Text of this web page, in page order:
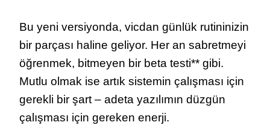
Bu yeni versiyonda, vicdan günlük rutininizin
bir parçası haline geliyor. Her an sabretmeyi
öğrenmek, bitmeyen bir beta testi** gibi.
Mutlu olmak ise artık sistemin çalışması için
gerekli bir şart – adeta yazılımın düzgün
çalışması için gereken enerji.